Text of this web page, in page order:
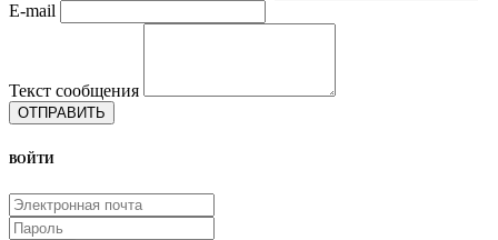
E-mail
Текст сообщения
ОТПРАВИТЬ
ВОЙТИ